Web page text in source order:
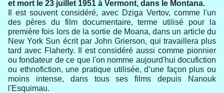
et mort le 23 juillet 1951 à Vermont, dans le Montana.
Il est souvent considéré, avec Dziga Vertov, comme l'un
des pères du film documentaire, terme utilisé pour la
première fois lors de la sortie de Moana, dans un article du
New York Sun écrit par John Grierson, qui travaillera plus
tard avec Flaherty. Il est considéré aussi comme pionnier
ou fondateur de ce que l'on nomme aujourd'hui docufiction
ou ethnofiction, une pratique utilisée, d’une façon plus ou
moins intense, dans tous ses films depuis Nanouk
l'Esquimau.